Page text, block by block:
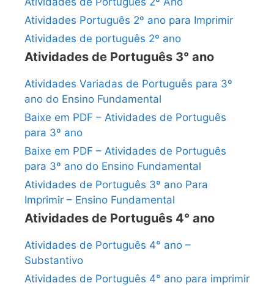
Atividades Português 2º ano para Imprimir
Atividades de português 2º ano
Atividades de Português 3° ano
Atividades Variadas de Português para 3º
ano do Ensino Fundamental
Baixe em PDF – Atividades de Português
para 3º ano
Baixe em PDF – Atividades de Português
para 3º ano do Ensino Fundamental
Atividades de Português 3º ano Para
Imprimir – Ensino Fundamental
Atividades de Português 4° ano
Atividades de Português 4° ano –
Substantivo
Atividades de Português 4° ano para imprimir